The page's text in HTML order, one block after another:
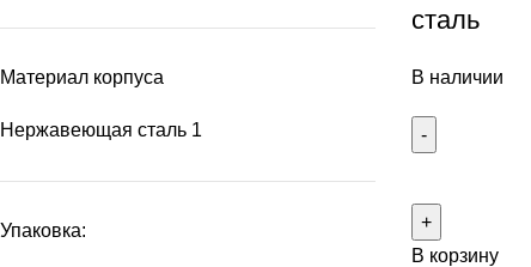
Материал корпуса
Нержавеющая сталь 1
Упаковка:
сталь
В наличии
В корзину